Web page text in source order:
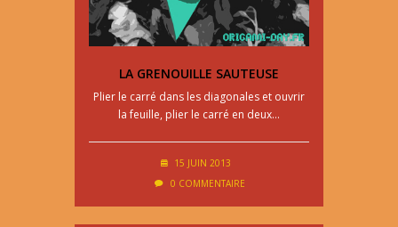
LA GRENOUILLE SAUTEUSE
Plier le carré dans les diagonales et ouvrir
la feuille, plier le carré en deux…
15 JUIN 2013
0 COMMENTAIRE